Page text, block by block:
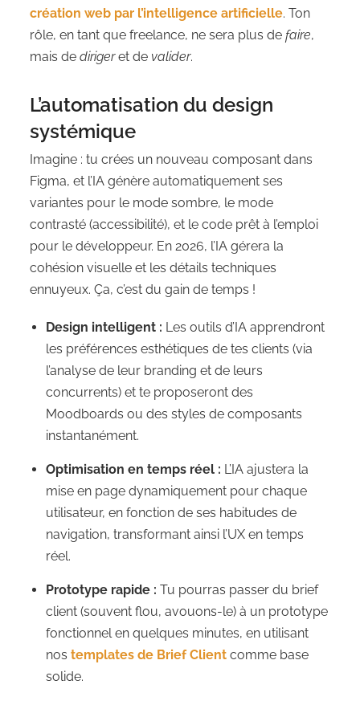
création web par l’intelligence artificielle. Ton
rôle, en tant que freelance, ne sera plus defaire,
mais dedirigeret de valider.
L’automatisation du design
systémique
Imagine : tu crées un nouveau composant dans
Figma, et l’IA génère automatiquement ses
variantes pour le mode sombre, le mode
contrasté (accessibilité), et le code prêt à l’emploi
pour le développeur. En 2026, l’IA gérera la
cohésion visuelle et les détails techniques
ennuyeux. Ça, c’est du gain de temps !
Design intelligent : Les outils d’IA apprendront
les préférences esthétiques de tes clients (via
l’analyse de leur branding et de leurs
concurrents) et te proposeront des
Moodboards ou des styles de composants
instantanément.
Optimisation en temps réel : L’IA ajustera la
mise en page dynamiquement pour chaque
utilisateur, en fonction de ses habitudes de
navigation, transformant ainsi l’UX en temps
réel.
Prototype rapide : Tu pourras passer du brief
client (souvent flou, avouons-le) à un prototype
fonctionnel en quelques minutes, en utilisant
nostemplates de Brief Client comme base
solide.